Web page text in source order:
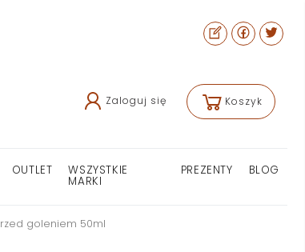
Zaloguj się Koszyk
OUTLET WSZYSTKIE
MARKI
PREZENTY BLOG
przed goleniem 50ml